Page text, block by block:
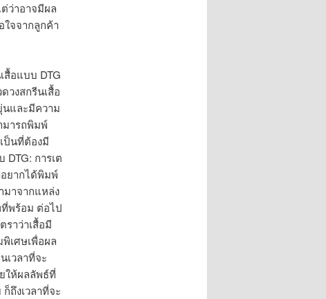
ว่าอาจมีผล
จจากลูกค้า
สื้อแบบ DTG
วงสกรีนเสื้อ
นและมีความ
มารถพิมพ์
ป็นที่ต้องมี
การเต
ยากได้พิมพ์
มาจากแหล่ง
ที่พร้อม ต่อไป
ราว่าเสื้อมี
เศษเพื่อผล
เวลาที่จะ
ให้ผลลัพธ์ที่
ถึงเวลาที่จะ